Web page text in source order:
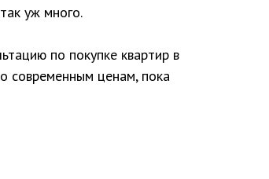
уж много.
по покупке квартир в
современным ценам, пока